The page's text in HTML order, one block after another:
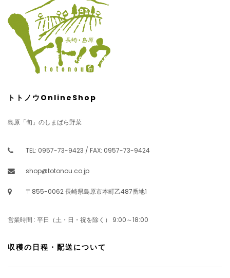
トトノウOnlineShop
島原「旬」のしまばら野菜
TEL: 0957-73-9423 / FAX: 0957-73-9424
shop@totonou.co.jp
〒855-0062 長崎県島原市本町乙487番地1
営業時間 : 平日（土・日・祝を除く） 9:00～18:00
収穫の日程・配送について